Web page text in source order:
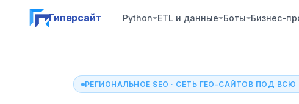
Гиперсайт Python ETL и данные Боты Бизнес-
РЕГИОНАЛЬНОЕ SEO · СЕТЬ ГЕО-САЙТОВ ПОД